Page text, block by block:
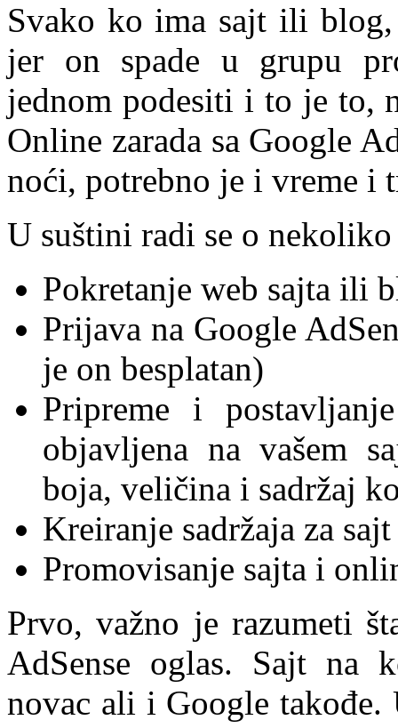
Svako ko ima sajt ili
jer on spade u grupu
jednom podesiti i to je to,
Online zarada sa Google
noći, potrebno je i vreme i
U suštini radi se o
Pokretanje web sajta ili
Prijava na Google
je on besplatan)
Pripreme i
objavljena na vašem
boja, veličina i sadržaj
Kreiranje sadržaja za
Promovisanje sajta i
Prvo, važno je razumeti
AdSense oglas. Sajt na
novac ali i Google takođe.